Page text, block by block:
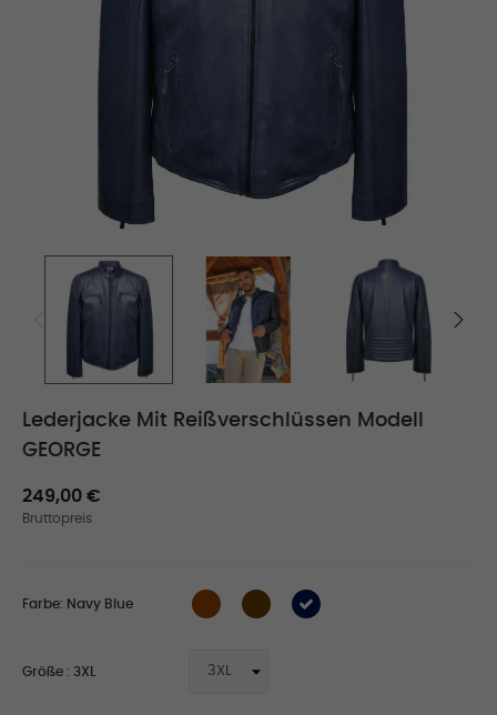
Lederjacke Mit Reißverschlüssen Modell
GEORGE
249,00 €
Bruttopreis
Farbe: Navy Blue
Größe : 3XL